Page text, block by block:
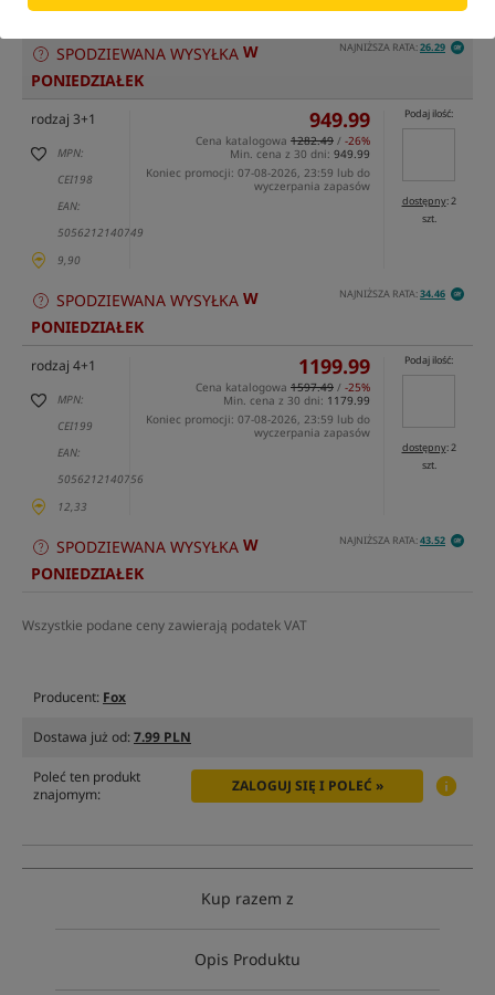
7,46
NAJNIŻSZA RATA:26.29
SPODZIEWANA WYSYŁKA W
PONIEDZIAŁEK
rodzaj 3+1
MPN:
CEI198
EAN:
5056212140749
9,90
949.99
Cena katalogowa 1282.49 / -26%
Min. cena z 30 dni: 949.99
Koniec promocji: 07-08-2026, 23:59 lub do
wyczerpania zapasów
Podaj ilość:
dostępny: 2
szt.
NAJNIŻSZA RATA:34.46
SPODZIEWANA WYSYŁKA W
PONIEDZIAŁEK
rodzaj 4+1
MPN:
CEI199
EAN:
5056212140756
12,33
1199.99
Cena katalogowa 1597.49 / -25%
Min. cena z 30 dni: 1179.99
Koniec promocji: 07-08-2026, 23:59 lub do
wyczerpania zapasów
Podaj ilość:
dostępny: 2
szt.
NAJNIŻSZA RATA:43.52
SPODZIEWANA WYSYŁKA W
PONIEDZIAŁEK
Wszystkie podane ceny zawierają podatek VAT
Producent: Fox
Dostawa już od:7.99 PLN
Poleć ten produkt
znajomym:
ZALOGUJ SIĘ I POLEĆ »
Kup razem z
Opis Produktu